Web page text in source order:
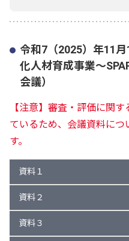
令和7（2025）年11
化人材育成事業～
会議）
【注意】審査・評価に関
ているため、会議資料につ
す。
資料１
資料２
資料３